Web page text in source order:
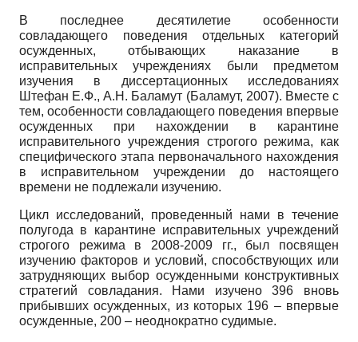
В последнее десятилетие особенности
совладающего поведения отдельных категорий
осужденных, отбывающих наказание в
исправительных учреждениях были предметом
изучения в диссертационных исследованиях
Штефан Е.Ф., А.Н. Баламут (Баламут, 2007). Вместе с
тем, особенности совладающего поведения впервые
осужденных при нахождении в карантине
исправительного учреждения строгого режима, как
специфического этапа первоначального нахождения
в исправительном учреждении до настоящего
времени не подлежали изучению.
Цикл исследований, проведенный нами в течение
полугода в карантине исправительных учреждений
строгого режима в 2008-2009 гг., был посвящен
изучению факторов и условий, способствующих или
затрудняющих выбор осужденными конструктивных
стратегий совладания. Нами изучено 396 вновь
прибывших осужденных, из которых 196 – впервые
осужденные, 200 – неоднократно судимые.